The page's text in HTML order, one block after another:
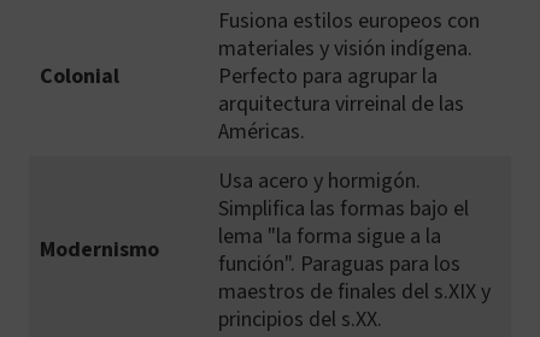
Colonial
Fusiona estilos europeos con
materiales y visión indígena.
Perfecto para agrupar la
arquitectura virreinal de las
Américas.
Modernismo
Usa acero y hormigón.
Simplifica las formas bajo el
lema "la forma sigue a la
función". Paraguas para los
maestros de finales del s.XIX y
principios del s.XX.